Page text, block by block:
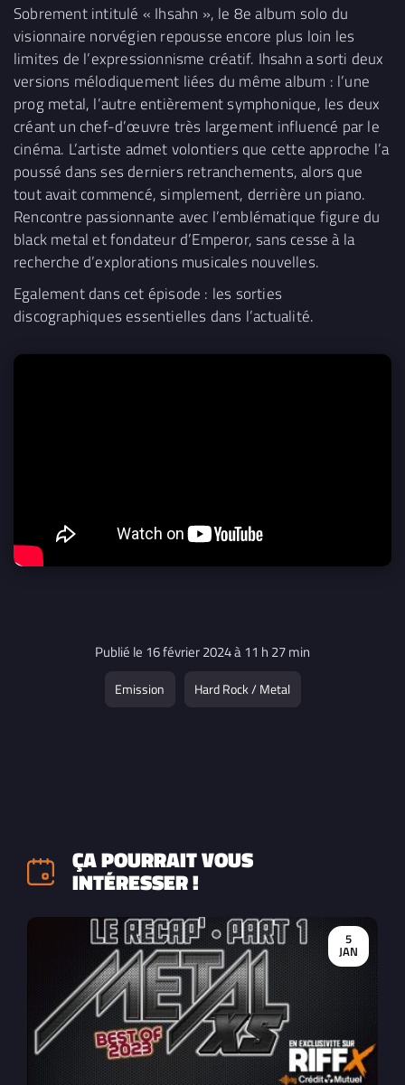
Sobrement intitulé « Ihsahn », le 8e album solo du
visionnaire norvégien repousse encore plus loin les
limites de l’expressionnisme créatif. Ihsahn a sorti deux
versions mélodiquement liées du même album : l’une
prog metal, l’autre entièrement symphonique, les deux
créant un chef-d’œuvre très largement influencé par le
cinéma. L’artiste admet volontiers que cette approche l’a
poussé dans ses derniers retranchements, alors que
tout avait commencé, simplement, derrière un piano.
Rencontre passionnante avec l’emblématique figure du
black metal et fondateur d’Emperor, sans cesse à la
recherche d’explorations musicales nouvelles.
Egalement dans cet épisode : les sorties
discographiques essentielles dans l’actualité.
Publié le 16 février 2024 à 11 h 27 min
Emission Hard Rock / Metal
ÇA POURRAIT VOUS
INTÉRESSER !
5
JAN